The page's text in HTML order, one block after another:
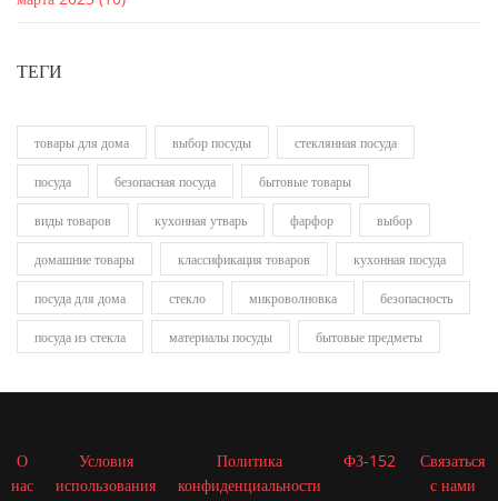
ТЕГИ
товары для дома выбор посуды стеклянная посуда
посуда безопасная посуда бытовые товары
виды товаров кухонная утварь фарфор выбор
домашние товары классификация товаров кухонная посуда
посуда для дома стекло микроволновка безопасность
посуда из стекла материалы посуды бытовые предметы
О
нас
Условия
использования
Политика
конфиденциальности
ФЗ-152
Связаться
с нами